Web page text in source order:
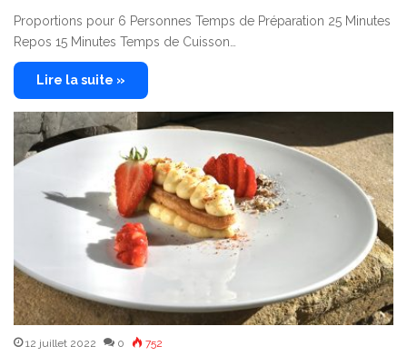
Proportions pour 6 Personnes Temps de Préparation 25 Minutes
Repos 15 Minutes Temps de Cuisson…
Lire la suite »
12 juillet 2022 0 752